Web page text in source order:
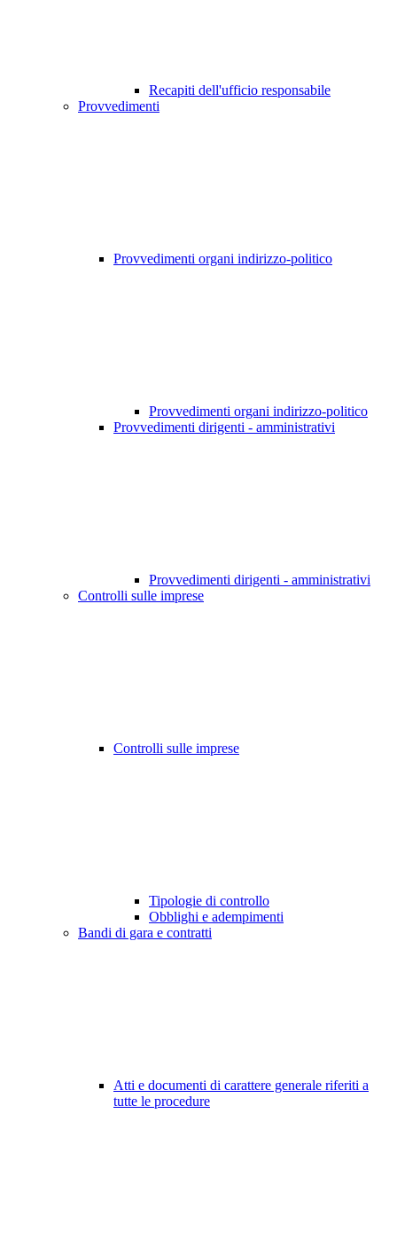
Recapiti dell'ufficio responsabile
Provvedimenti
Provvedimenti organi indirizzo-politico
Provvedimenti organi indirizzo-politico
Provvedimenti dirigenti - amministrativi
Provvedimenti dirigenti - amministrativi
Controlli sulle imprese
Controlli sulle imprese
Tipologie di controllo
Obblighi e adempimenti
Bandi di gara e contratti
Atti e documenti di carattere generale riferiti a
tutte le procedure